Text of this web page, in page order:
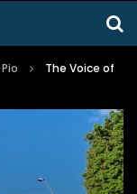
The Voice of